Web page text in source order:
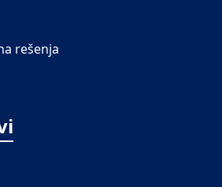
rešenja